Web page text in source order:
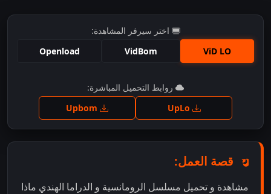
اختر سيرفر المشاهدة:
ViD LO
VidBom
Openload
اضغط للمشاهدة
روابط التحميل المباشرة:
قصة العمل:
مشاهدة و تحميل مسلسل الرومانسية و الدراما الهندي ماذا